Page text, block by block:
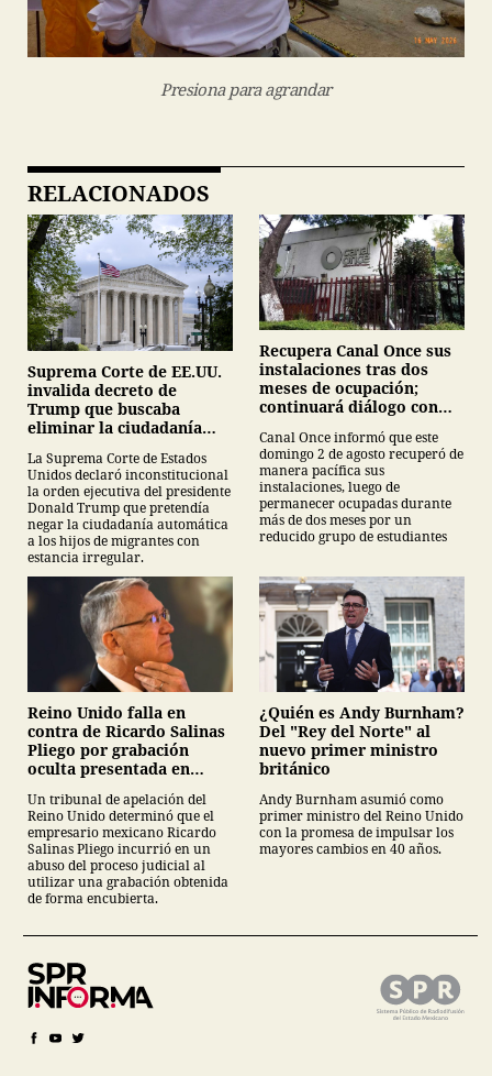
Presiona para agrandar
RELACIONADOS
Suprema Corte de EE.UU.
invalida decreto de
Trump que buscaba
eliminar la ciudadanía
La Suprema Corte de Estados
Unidos declaró inconstitucional
la orden ejecutiva del presidente
Donald Trump que pretendía
negar la ciudadanía automática
a los hijos de migrantes con
estancia irregular.
Recupera Canal Once sus
instalaciones tras dos
meses de ocupación;
continuará diálogo con
Canal Once informó que este
domingo 2 de agosto recuperó de
manera pacífica sus
instalaciones, luego de
permanecer ocupadas durante
más de dos meses por un
reducido grupo de estudiantes
Reino Unido falla en
contra de Ricardo Salinas
Pliego por grabación
oculta presentada en
Un tribunal de apelación del
Reino Unido determinó que el
empresario mexicano Ricardo
Salinas Pliego incurrió en un
abuso del proceso judicial al
utilizar una grabación obtenida
de forma encubierta.
¿Quién es Andy Burnham?
Del "Rey del Norte" al
nuevo primer ministro
británico
Andy Burnham asumió como
primer ministro del Reino Unido
con la promesa de impulsar los
mayores cambios en 40 años.